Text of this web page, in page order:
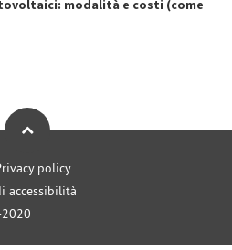
modalità e costi (come
policy
accessibilità
2020